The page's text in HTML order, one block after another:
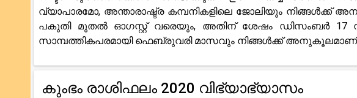
വ്യാപാരമോ, അന്താരാഷ്ട്ര കമ്പനികളിലെ ജോലിയും നിങ്ങൾക്ക്
പകുതി മുതൽ ഓഗസ്റ്റ് വരെയും, അതിന് ശേഷം ഡിസംബർ 17 നും
സാമ്പത്തികപരമായി ഫെബ്രുവരി മാസവും നിങ്ങൾക്ക്
കുംഭം രാശിഫലം 2020 വിഭ്യാഭ്യാസം